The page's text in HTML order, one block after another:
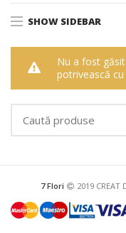
SHOW SIDEBAR
Nu a fost
potrivească
7 Flori 2019 CREAT